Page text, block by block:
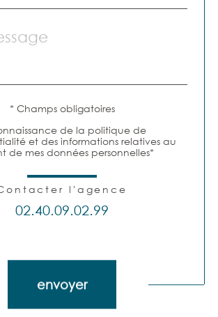
* Champs obligatoires
de la politique de
et des informations relatives au
de mes données personnelles*
l'agence
02.40.09.02.99
envoyer